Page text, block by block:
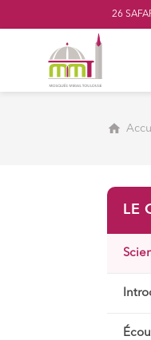
26
LE